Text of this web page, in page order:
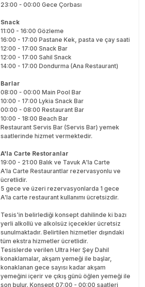
23:00 - 00:00 Gece Çorbası
Snack
11:00 - 16:00 Gözleme
16:00 - 17:00 Pastane Kek, pasta ve çay saati
12:00 - 17:00 Snack Bar
12:00 - 17:00 Sahil Snack
14:00 - 17:00 Dondurma (Ana Restaurant)
Barlar
08:00 - 00:00 Main Pool Bar
10:00 - 17:00 Lykia Snack Bar
00:00 - 08:00 Restaurant Bar
10:00 - 18:00 Beach Bar
Restaurant Servis Bar (Servis Bar) yemek
saatlerinde hizmet vermektedir.
A'la Carte Restoranlar
19:00 - 21:00 Balık ve Tavuk A'la Carte
A'la Carte Restaurantlar rezervasyonlu ve
ücretlidir.
5 gece ve üzeri rezervasyonlarda 1 gece
A'la carte restaurant kullanımı ücretsizdir.
Tesis'in belirlediği konsept dahilinde ki bazı
yerli alkollü ve alkolsüz içecekler ücretsiz
sunulmaktadır. Belirtilen hizmetler dışındaki
tüm ekstra hizmetler ücretlidir.
Tesislerde verilen Ultra Her Şey Dahil
konaklamalar, akşam yemeği ile başlar,
konaklanan gece sayısı kadar akşam
yemeğini içerir ve çıkış günü öğlen yemeği ile
son bulur. Konsept 07:00 - 00:00 saatleri